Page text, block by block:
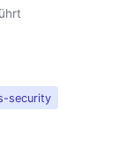
security